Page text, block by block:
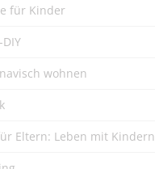
für Kinder
wohnen
Eltern: Leben mit Kindern